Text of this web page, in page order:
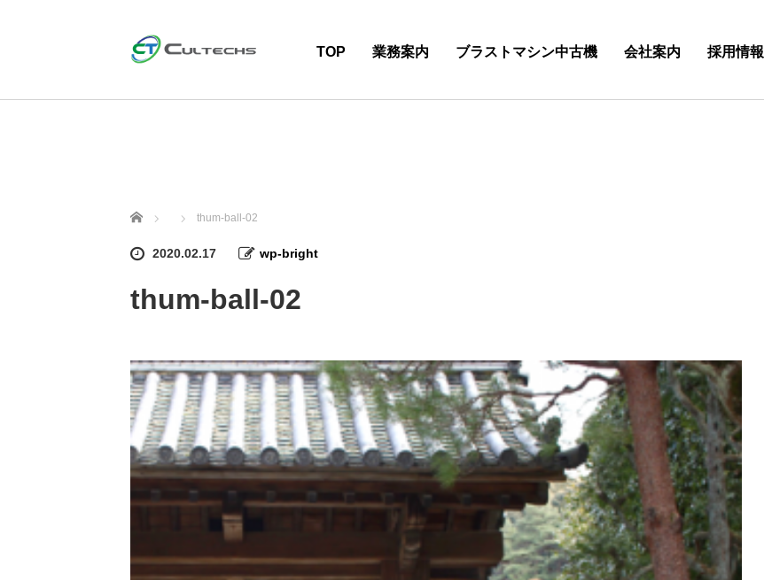
TOP 業務案内 ブラストマシン中古機 会社案内 採用情報
ホーム thum-ball-02
2020.02.17 wp-bright
thum-ball-02